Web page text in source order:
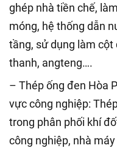
ghép nhà tiền chế,
móng, hệ thống dẫn
tầng, sử dụng làm
thanh, angteng….
– Thép ống đen Hòa
vực công nghiệp:
trong phân phối khí
công nghiệp, nhà